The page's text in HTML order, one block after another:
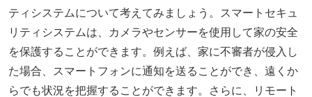
ティシステムについて考えてみましょう。スマートセキュ
リティシステムは、カメラやセンサーを使用して家の安全
を保護することができます。例えば、家に不審者が侵入し
た場合、スマートフォンに通知を送ることができ、遠くか
らでも状況を把握することができます。さらに、リモート